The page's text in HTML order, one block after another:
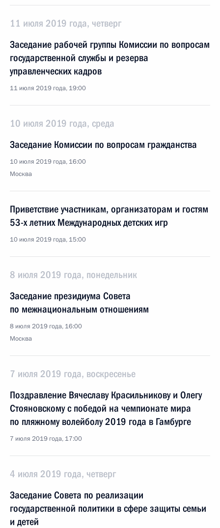
11 июля 2019 года, четверг
Заседание рабочей группы Комиссии по вопросам
государственной службы и резерва
управленческих кадров
11 июля 2019 года, 19:00
10 июля 2019 года, среда
Заседание Комиссии по вопросам гражданства
10 июля 2019 года, 16:00
Москва
Приветствие участникам, организаторам и гостям
53-х летних Международных детских игр
10 июля 2019 года, 15:00
8 июля 2019 года, понедельник
Заседание президиума Совета
по межнациональным отношениям
8 июля 2019 года, 16:00
Москва
7 июля 2019 года, воскресенье
Поздравление Вячеславу Красильникову и Олегу
Стояновскому с победой на чемпионате мира
по пляжному волейболу 2019 года в Гамбурге
7 июля 2019 года, 17:00
4 июля 2019 года, четверг
Заседание Совета по реализации
государственной политики в сфере защиты семьи
и детей